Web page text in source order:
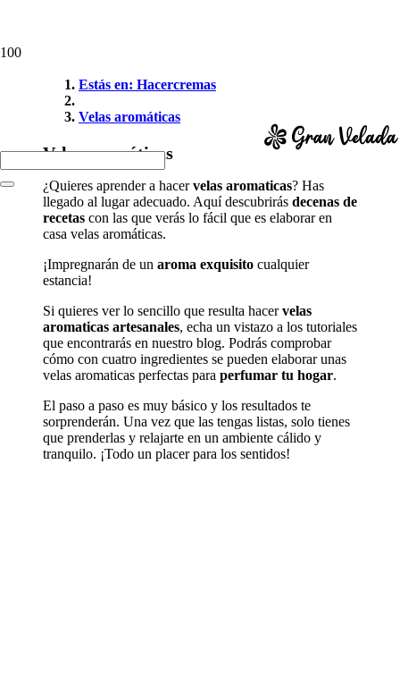
Estás en: Hacercremas
Velas aromáticas
Velas aromáticas
¿Quieres aprender a hacervelas aromaticas? Has
llegado al lugar adecuado. Aquí descubrirás decenas de
recetas con las que verás lo fácil que es elaborar en
casa velas aromáticas.
¡Impregnarán de un aroma exquisito cualquier
estancia!
Si quieres ver lo sencillo que resulta hacervelas
aromaticas artesanales, echa un vistazo a los tutoriales
que encontrarás en nuestro blog. Podrás comprobar
cómo con cuatro ingredientes se pueden elaborar unas
velas aromaticas perfectas para perfumar tu hogar.
El paso a paso es muy básico y los resultados te
sorprenderán. Una vez que las tengas listas, solo tienes
que prenderlas y relajarte en un ambiente cálido y
tranquilo. ¡Todo un placer para los sentidos!